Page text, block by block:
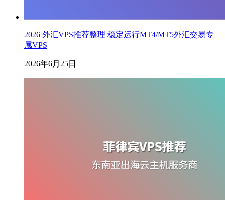
2026 外汇VPS推荐整理 稳定运行MT4/MT5外汇交易专
属VPS
2026年6月25日